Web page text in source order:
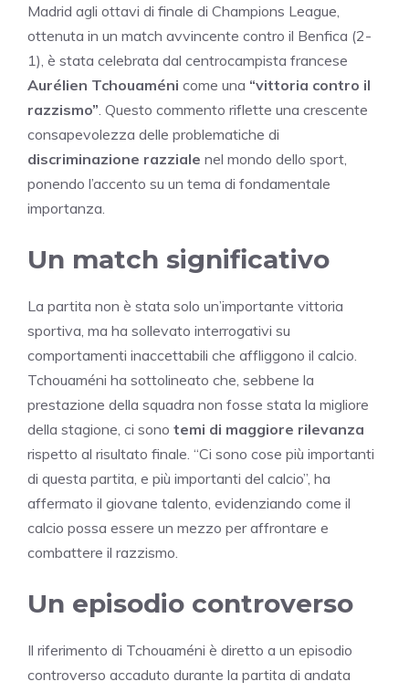
Madrid agli ottavi di finale di Champions League,
ottenuta in un match avvincente contro il Benfica (2-
1), è stata celebrata dal centrocampista francese
Aurélien Tchouaméni come una “vittoria contro il
razzismo” . Questo commento riflette una crescente
consapevolezza delle problematiche di
discriminazione razziale nel mondo dello sport,
ponendo l’accento su un tema di fondamentale
importanza.
Un match significativo
La partita non è stata solo un’importante vittoria
sportiva, ma ha sollevato interrogativi su
comportamenti inaccettabili che affliggono il calcio.
Tchouaméni ha sottolineato che, sebbene la
prestazione della squadra non fosse stata la migliore
della stagione, ci sono temi di maggiore rilevanza
rispetto al risultato finale. “Ci sono cose più importanti
di questa partita, e più importanti del calcio”, ha
affermato il giovane talento, evidenziando come il
calcio possa essere un mezzo per affrontare e
combattere il razzismo.
Un episodio controverso
Il riferimento di Tchouaméni è diretto a un episodio
controverso accaduto durante la partita di andata